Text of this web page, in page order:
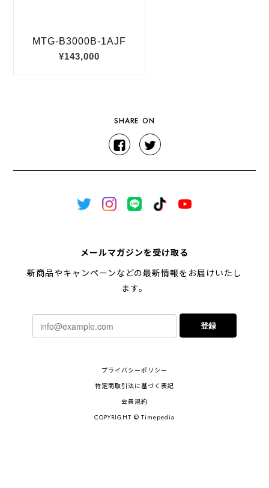
SHARE ON
メールマガジンを受け取る
新商品やキャンペーンなどの最新情報をお届けいたし
ます。
登録
プライバシーポリシー
特定商取引法に基づく表記
会員規約
COPYRIGHT © Timepedia